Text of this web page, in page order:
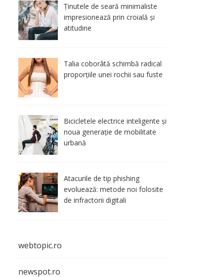
Ținutele de seară minimaliste
impresionează prin croială și
atitudine
Talia coborâtă schimbă radical
proporțiile unei rochii sau fuste
Bicicletele electrice inteligente și
noua generație de mobilitate
urbană
Atacurile de tip phishing
evoluează: metode noi folosite
de infractorii digitali
webtopic.ro
newspot.ro